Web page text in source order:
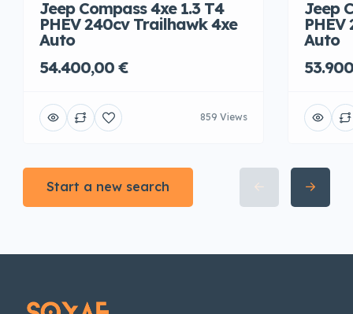
Jeep Compass 4xe 1.3 T4
PHEV 240cv Trailhawk 4xe
Auto
54.400,00 €
859 Views
Jeep
Auto
Start a new search